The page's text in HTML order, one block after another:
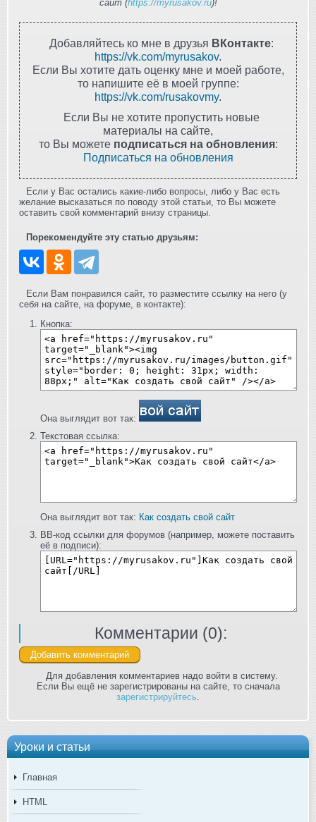
Уроки и статьи
Главная
HTML
сайт (https://myrusakov.ru)!
Добавляйтесь ко мне в друзья ВКонтакте:
https://vk.com/myrusakov.
Если Вы хотите дать оценку мне и моей работе,
то напишите её в моей группе:
https://vk.com/rusakovmy.
Если Вы не хотите пропустить новые
материалы на сайте,
то Вы можете подписаться на обновления:
Подписаться на обновления
Если у Вас остались какие-либо вопросы, либо у Вас есть
желание высказаться по поводу этой статьи, то Вы можете
оставить свой комментарий внизу страницы.
Порекомендуйте эту статью друзьям:
Если Вам понравился сайт, то разместите ссылку на него (у
себя на сайте, на форуме, в контакте):
Кнопка:
Она выглядит вот так:
Текстовая ссылка:
Она выглядит вот так: Как создать свой сайт
BB-код ссылки для форумов (например, можете поставить
её в подписи):
Комментарии (0):
Для добавления комментариев надо войти в систему.
Если Вы ещё не зарегистрированы на сайте, то сначала
зарегистрируйтесь